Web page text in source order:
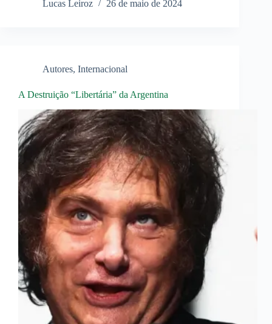
Lucas Leiroz
26 de maio de 2024
Autores, Internacional
A Destruição “Libertária” da Argentina